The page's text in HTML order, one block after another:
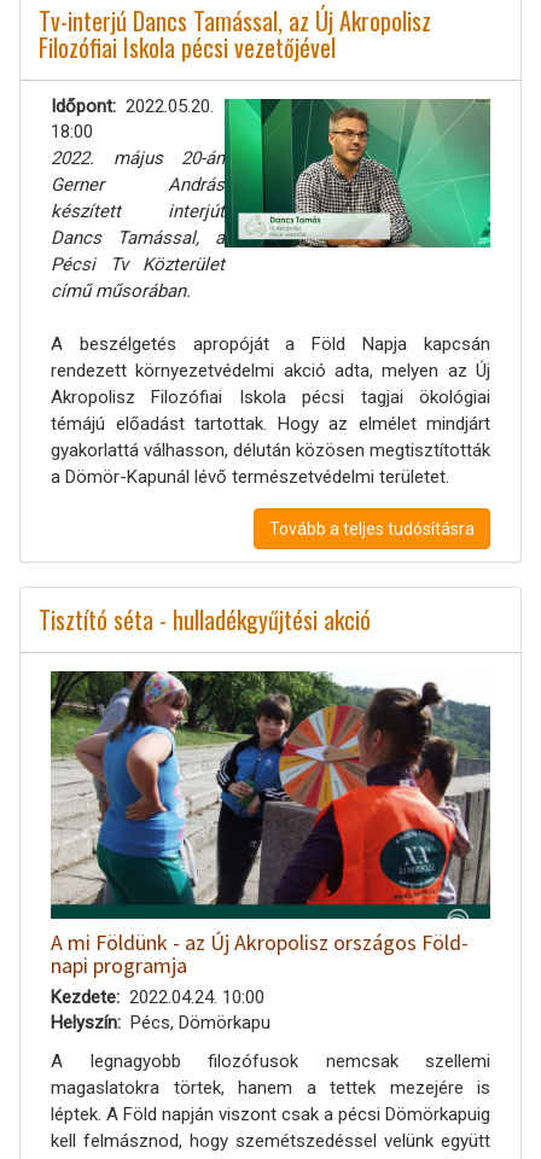
Tv-interjú Dancs Tamással, az Új Akropolisz
Filozófiai Iskola pécsi vezetőjével
Időpont
2022.05.20.
18:00
2022. május 20-án
Gerner András
készített interjút
Dancs Tamással, a
Pécsi Tv Közterület
című műsorában.
A beszélgetés apropóját a Föld Napja kapcsán
rendezett környezetvédelmi akció adta, melyen az Új
Akropolisz Filozófiai Iskola pécsi tagjai ökológiai
témájú előadást tartottak. Hogy az elmélet mindjárt
gyakorlattá válhasson, délután közösen megtisztították
a Dömör-Kapunál lévő természetvédelmi területet.
Tovább a teljes tudósításra
Tisztító séta - hulladékgyűjtési akció
A mi Földünk - az Új Akropolisz országos Föld-
napi programja
Kezdete
2022.04.24. 10:00
Helyszín
Pécs, Dömörkapu
A legnagyobb filozófusok nemcsak szellemi
magaslatokra törtek, hanem a tettek mezejére is
léptek. A Föld napján viszont csak a pécsi Dömörkapuig
kell felmásznod, hogy szemétszedéssel velünk együtt